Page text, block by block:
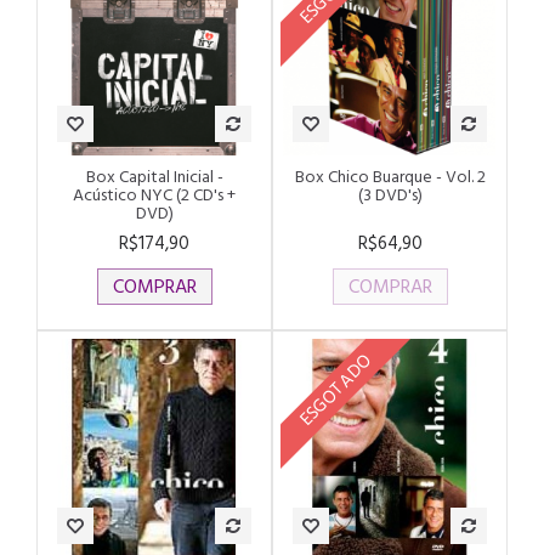
Box Capital Inicial -
Acústico NYC (2 CD's +
DVD)
R$174,90
COMPRAR
Box Chico Buarque - Vol. 2
(3 DVD's)
R$64,90
COMPRAR
ESGOTADO